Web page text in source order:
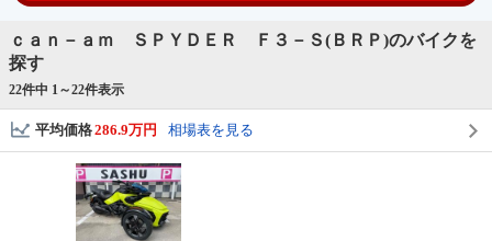
ｃａｎ－ａｍ ＳＰＹＤＥＲ Ｆ３－Ｓ(ＢＲＰ)のバイクを
探す
22件中 1～22件表示
平均価格286.9万円 相場表を見る